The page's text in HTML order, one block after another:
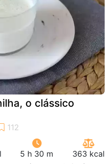
o clássico
5 h 30 m 363 kcal